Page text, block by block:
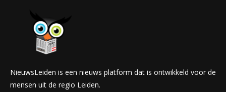
NieuwsLeiden is een nieuws platform dat is ontwikkeld voor de
mensen uit de regio Leiden.